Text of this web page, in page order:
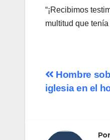
“¡Recibimos
multitud que
de
Hombre
iglesia en el
Por